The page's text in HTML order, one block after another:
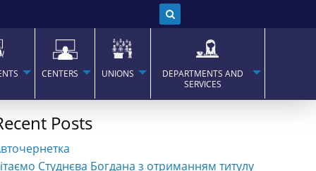
CENTERS UNIONS
DEPARTMENTS AND
SERVICES
Posts
Студнєва Богдана з отриманням титулу